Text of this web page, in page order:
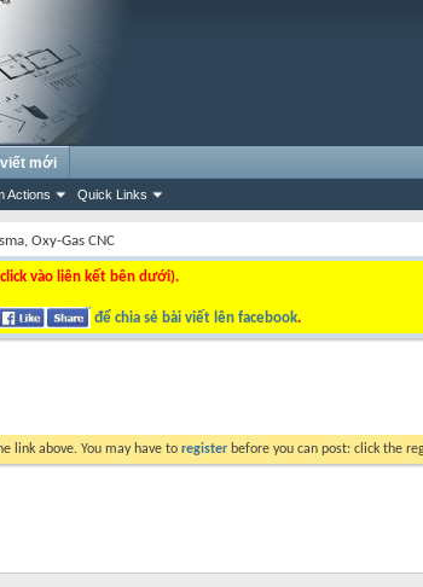
Actions Quick Links
mới
Oxy-Gas CNC
vào liên kết bên dưới).
để chia sẻ bài viết lên facebook.
link above. You may have to register before you can post: click the